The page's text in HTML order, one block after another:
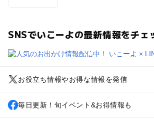
SNSでいこーよの最新情報をチェ
お役立ち情報やお得な情報を発信
毎日更新！旬イベント&お得情報も